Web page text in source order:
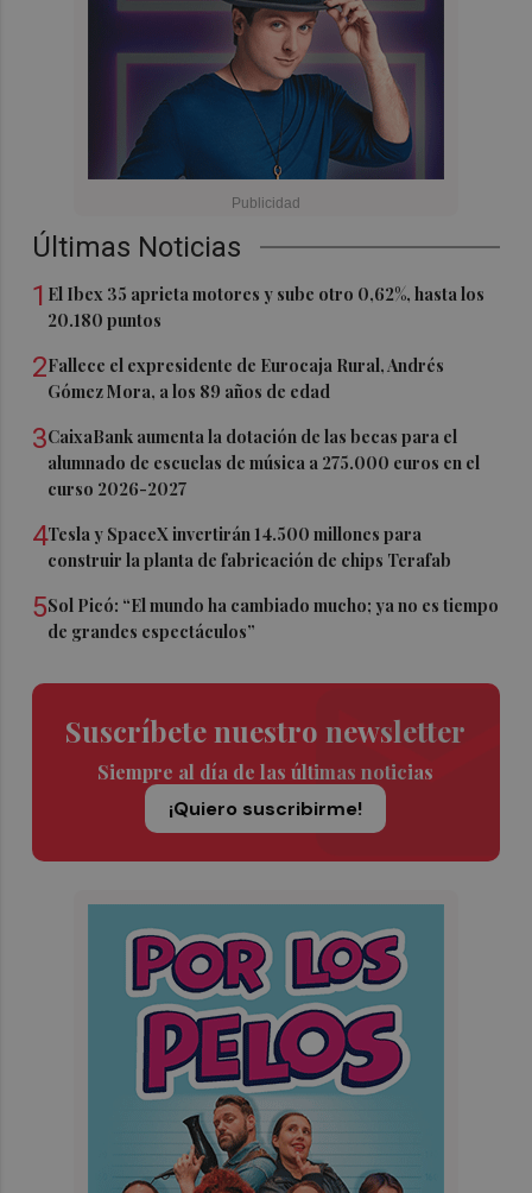
Últimas Noticias
1 El Ibex 35 aprieta motores y sube otro 0,62%, hasta los
20.180 puntos
2Fallece el expresidente de Eurocaja Rural, Andrés
Gómez Mora, a los 89 años de edad
3CaixaBank aumenta la dotación de las becas para el
alumnado de escuelas de música a 275.000 euros en el
curso 2026-2027
4Tesla y SpaceX invertirán 14.500 millones para
construir la planta de fabricación de chips Terafab
5Sol Picó: “El mundo ha cambiado mucho; ya no es tiempo
de grandes espectáculos”
Suscríbete nuestro newsletter
Siempre al día de las últimas noticias
¡Quiero suscribirme!